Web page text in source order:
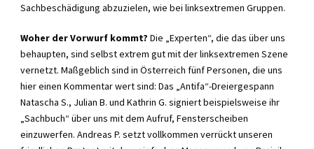
Sachbeschädigung abzuzielen, wie bei linksextremen Gruppen.
Woher der Vorwurf kommt? Die „Experten“, die das über uns
behaupten, sind selbst extrem gut mit der linksextremen Szene
vernetzt. Maßgeblich sind in Österreich fünf Personen, die uns
hier einen Kommentar wert sind: Das „Antifa“-Dreiergespann
Natascha S., Julian B. und Kathrin G. signiert beispielsweise ihr
„Sachbuch“ über uns mit dem Aufruf, Fensterscheiben
einzuwerfen. Andreas P. setzt vollkommen verrückt unseren